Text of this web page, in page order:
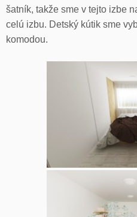
šatník, takže sme v tejto izbe
celú izbu. Detský kútik sme
komodou.